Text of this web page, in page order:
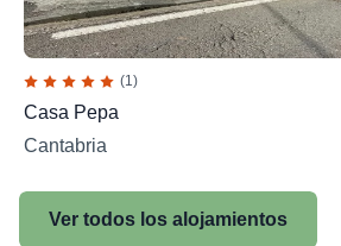
(1)
Casa Pepa
Cantabria
Ver todos los alojamientos